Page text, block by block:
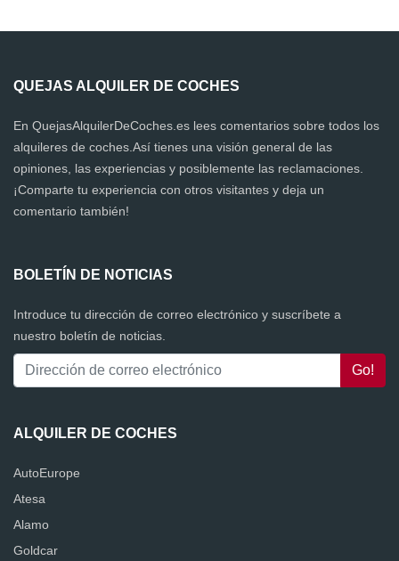
QUEJAS ALQUILER DE COCHES
En QuejasAlquilerDeCoches.es lees comentarios sobre todos los
alquileres de coches.Así tienes una visión general de las
opiniones, las experiencias y posiblemente las reclamaciones.
¡Comparte tu experiencia con otros visitantes y deja un
comentario también!
BOLETÍN DE NOTICIAS
Introduce tu dirección de correo electrónico y suscríbete a
nuestro boletín de noticias.
ALQUILER DE COCHES
AutoEurope
Atesa
Alamo
Goldcar